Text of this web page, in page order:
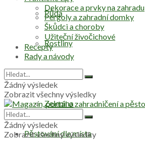
Půda
Rostliny
Zelenina
Pěstování dle místa
Dekorace a prvky na zahradu
Pergoly a zahradní domky
Škůdci a choroby
Užiteční živočichové
Recepty
Rady a návody
Žádný výsledek
Zobrazit všechny výsledky
Žádný výsledek
Zobrazit všechny výsledky